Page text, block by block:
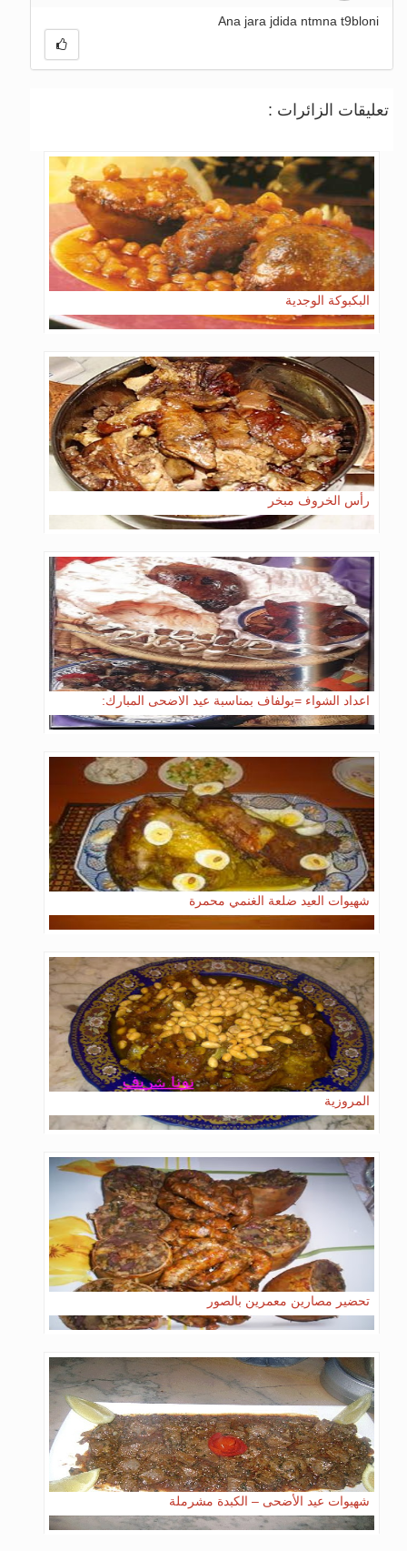
Ana jara jdida ntmna t9bloni
تعليقات الزائرات :
البكبوكة الوجدية
رأس الخروف مبخر
اعداد الشواء =بولفاف بمناسبة عيد الاضحى المبارك:
شهيوات العيد ضلعة الغنمي محمرة
المروزية
تحضير مصارين معمرين بالصور
شهيوات عيد الأضحى – الكبدة مشرملة